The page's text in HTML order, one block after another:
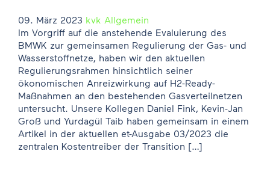
09. März 2023 kvk Allgemein
Im Vorgriff auf die anstehende Evaluierung des
BMWK zur gemeinsamen Regulierung der Gas- und
Wasserstoffnetze, haben wir den aktuellen
Regulierungsrahmen hinsichtlich seiner
ökonomischen Anreizwirkung auf H2-Ready-
Maßnahmen an den bestehenden Gasverteilnetzen
untersucht. Unsere Kollegen Daniel Fink, Kevin-Jan
Groß und Yurdagül Taib haben gemeinsam in einem
Artikel in der aktuellen et-Ausgabe 03/2023 die
zentralen Kostentreiber der Transition […]